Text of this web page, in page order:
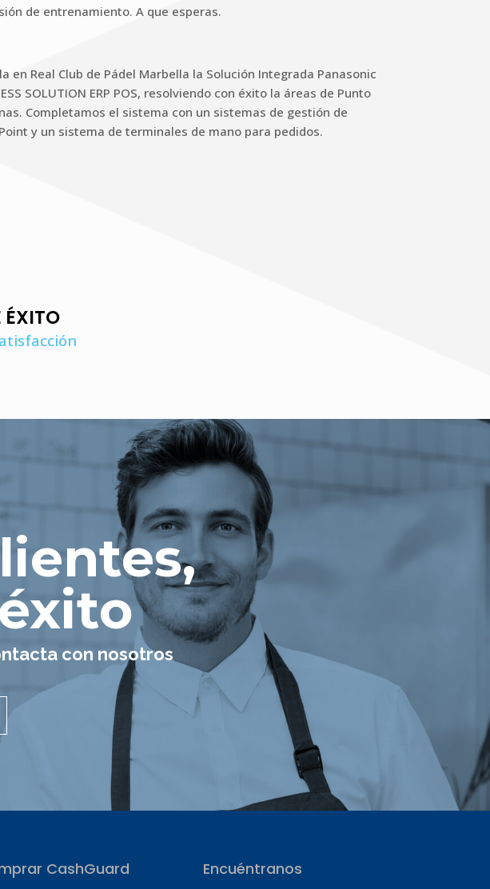
de entrenamiento. A que esperas.
en Real Club de Pádel Marbella la Solución Integrada Panasonic
SOLUTION ERP POS, resolviendo con éxito la áreas de Punto
Completamos el sistema con un sistemas de gestión de
y un sistema de terminales de mano para pedidos.
ÉXITO
con nosotros
CashGuard Encuéntranos